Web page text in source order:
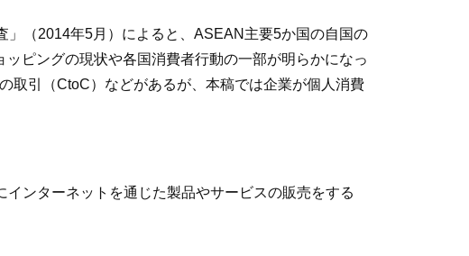
（2014年5月）によると、ASEAN主要5か国の自国の
ピングの現状や各国消費者行動の一部が明らかになっ
取引（CtoC）などがあるが、本稿では企業が個人消費
ンターネットを通じた製品やサービスの販売をする